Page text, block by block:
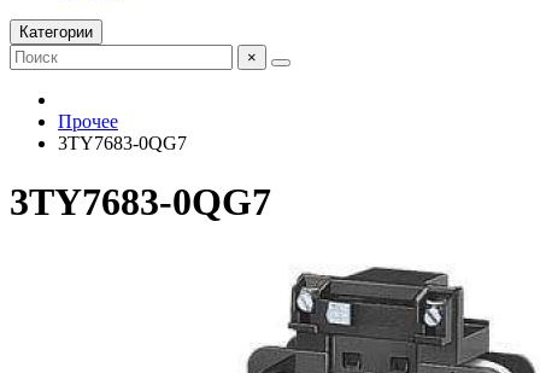
Категории
×
Прочее
3TY7683-0QG7
3TY7683-0QG7